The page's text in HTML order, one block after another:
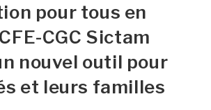
pour tous en
CGC Sictam
nouvel outil pour
et leurs familles